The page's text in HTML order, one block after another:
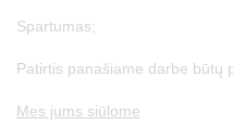
Spartumas;
Patirtis panašiame darbe būtų
Mes jums siūlome